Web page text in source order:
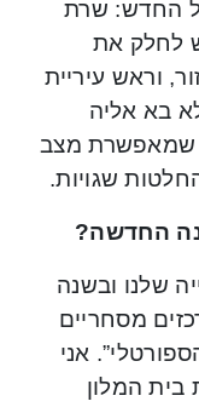
החדש: שרת
לחלק את
וראש עיריית
בא אליה
שמאפשרת מצב
שגויות.
החדשה?
שלנו ובשנה
מסחריים
אני
בית המלון